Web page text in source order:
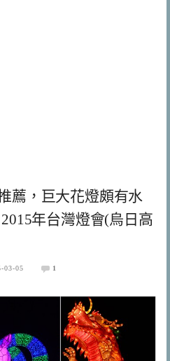
薦，巨大花燈頗有水
年台灣燈會(烏日高
03-05 1